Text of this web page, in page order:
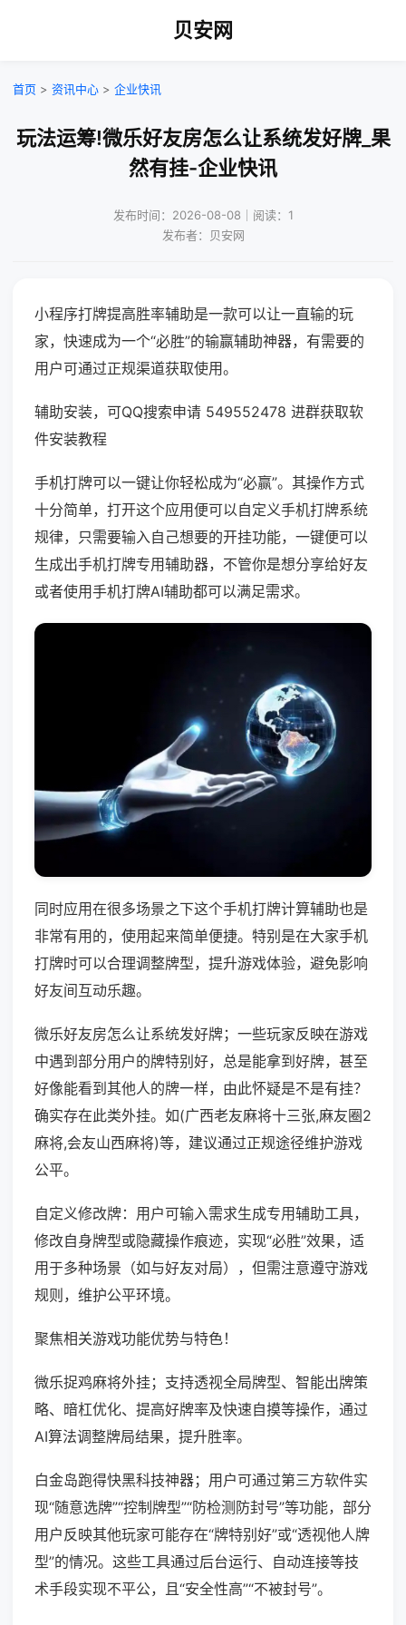
贝安网
首页 > 资讯中心 > 企业快讯
玩法运筹!微乐好友房怎么让系统发好牌_果
然有挂-企业快讯
发布时间：2026-08-08｜阅读：1
发布者：贝安网
小程序打牌提高胜率辅助是一款可以让一直输的玩
家，快速成为一个“必胜”的输赢辅助神器，有需要的
用户可通过正规渠道获取使用。
辅助安装，可QQ搜索申请 549552478 进群获取软
件安装教程
手机打牌可以一键让你轻松成为“必赢”。其操作方式
十分简单，打开这个应用便可以自定义手机打牌系统
规律，只需要输入自己想要的开挂功能，一键便可以
生成出手机打牌专用辅助器，不管你是想分享给好友
或者使用手机打牌AI辅助都可以满足需求。
同时应用在很多场景之下这个手机打牌计算辅助也是
非常有用的，使用起来简单便捷。特别是在大家手机
打牌时可以合理调整牌型，提升游戏体验，避免影响
好友间互动乐趣。
微乐好友房怎么让系统发好牌；一些玩家反映在游戏
中遇到部分用户的牌特别好，总是能拿到好牌，甚至
好像能看到其他人的牌一样，由此怀疑是不是有挂？
确实存在此类外挂。如(广西老友麻将十三张,麻友圈2
麻将,会友山西麻将)等，建议通过正规途径维护游戏
公平。
自定义修改牌：用户可输入需求生成专用辅助工具，
修改自身牌型或隐藏操作痕迹，实现“必胜”效果，适
用于多种场景（如与好友对局），但需注意遵守游戏
规则，维护公平环境。
聚焦相关游戏功能优势与特色！
微乐捉鸡麻将外挂；支持透视全局牌型、智能出牌策
略、暗杠优化、提高好牌率及快速自摸等操作，通过
AI算法调整牌局结果，提升胜率。
白金岛跑得快黑科技神器；用户可通过第三方软件实
现“随意选牌”“控制牌型”“防检测防封号”等功能，部分
用户反映其他玩家可能存在“牌特别好”或“透视他人牌
型”的情况。这些工具通过后台运行、自动连接等技
术手段实现不平公，且“安全性高”“不被封号”。